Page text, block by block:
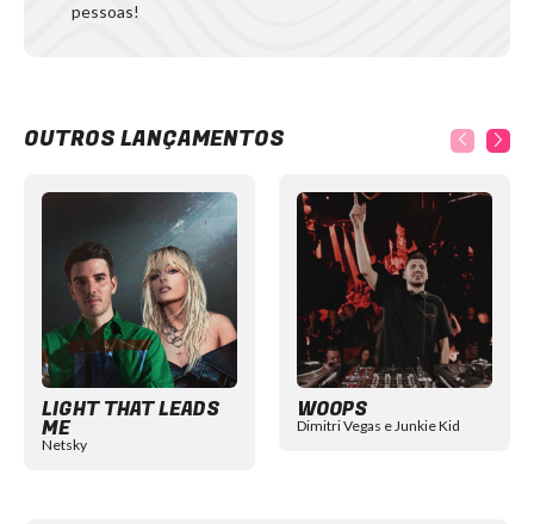
pessoas!
OUTROS LANÇAMENTOS
LIGHT THAT LEADS
ME
Netsky
WOOPS
Dimitri Vegas e Junkie Kid